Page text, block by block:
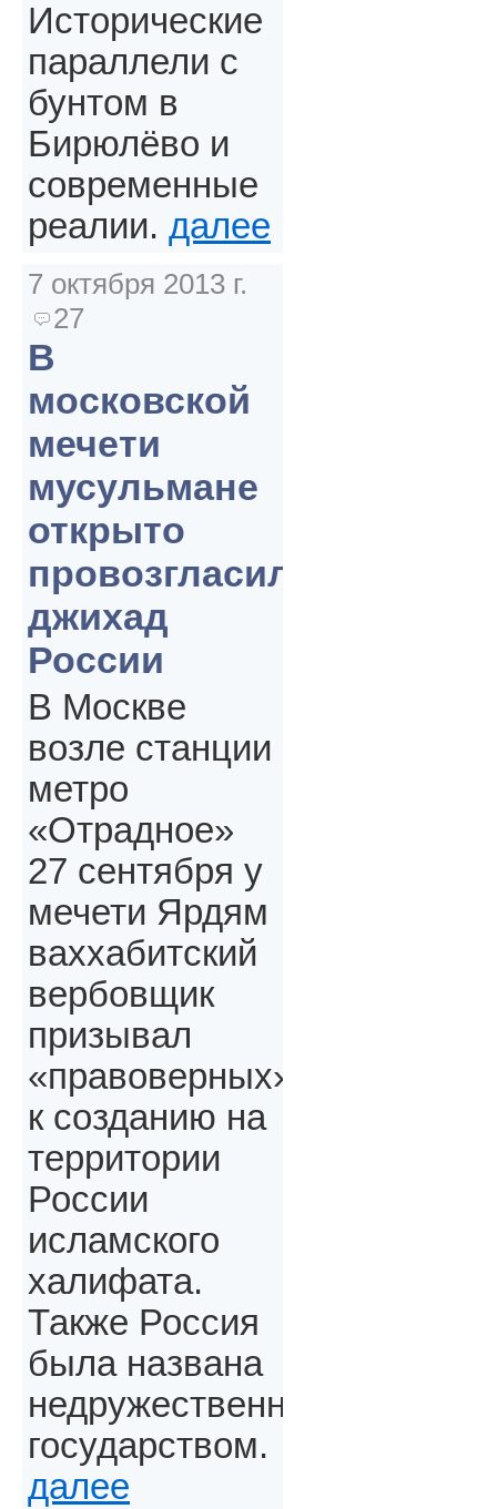
Исторические
параллели с
бунтом в
Бирюлёво и
современные
реалии. далее
7 октября 2013 г.
27
В
московской
мечети
мусульмане
открыто
провозгласили
джихад
России
В Москве
возле станции
метро
«Отрадное»
27 сентября у
мечети Ярдям
ваххабитский
вербовщик
призывал
«правоверных»,
к созданию на
территории
России
исламского
халифата.
Также Россия
была названа
недружественным
государством.
далее